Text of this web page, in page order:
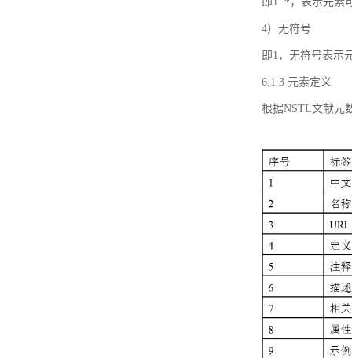
4）无符号
即1，无符号表示
6.1.3 元素定义
根据NSTL文献元